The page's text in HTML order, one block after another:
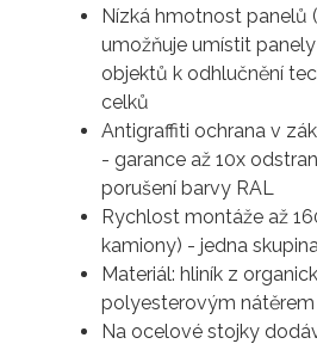
Nízká hmotnost panelů
umožňuje umístit
objektů k odhlučnění
celků
Antigraffiti ochrana v
- garance až 10x
porušení barvy RAL
Rychlost montáže až
kamiony) - jedna
Materiál: hliník z
polyesterovým
Na ocelové stojky